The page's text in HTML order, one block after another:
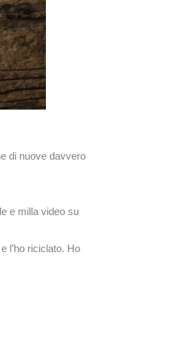
di nuove davvero
e milla video su
l’ho riciclato. Ho